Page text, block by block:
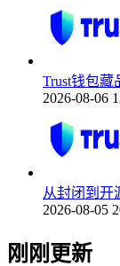
Trust钱包
2026-08-06
从封闭到开
2026-08-05
刚刚更新